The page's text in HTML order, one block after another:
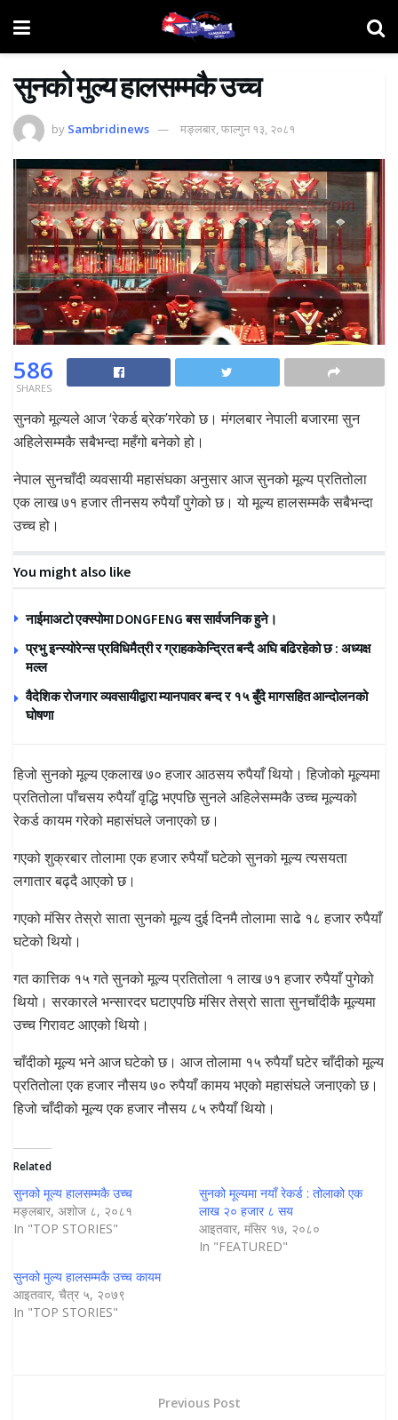
सुनकाे मुल्य हालसम्मकै उच्च
by Sambridinews मङ्लबार, फाल्गुन १३, २०८१
586
SHARES
सुनको मूल्यले आज ‘रेकर्ड ब्रेक’गरेको छ। मंगलबार नेपाली बजारमा सुन
अहिलेसम्मकै सबैभन्दा महँगो बनेको हो।
नेपाल सुनचाँदी व्यवसायी महासंघका अनुसार आज सुनको मूल्य प्रतितोला
एक लाख ७१ हजार तीनसय रुपैयाँ पुगेको छ। यो मूल्य हालसम्मकै सबैभन्दा
उच्च हो।
You might also like
नाईमाअटो एक्स्पोमा DONGFENG बस सार्वजनिक हुने।
प्रभु इन्स्योरेन्स प्रविधिमैत्री र ग्राहककेन्द्रित बन्दै अघि बढिरहेको छ : अध्यक्ष
मल्ल
वैदेशिक रोजगार व्यवसायीद्वारा म्यानपावर बन्द र १५ बुँदे मागसहित आन्दोलनको
घोषणा
हिजो सुनको मूल्य एकलाख ७० हजार आठसय रुपैयाँ थियो। हिजोको मूल्यमा
प्रतितोला पाँचसय रुपैयाँ वृद्धि भएपछि सुनले अहिलेसम्मकै उच्च मूल्यको
रेकर्ड कायम गरेको महासंघले जनाएको छ।
गएको शुक्रबार तोलामा एक हजार रुपैयाँ घटेको सुनको मूल्य त्यसयता
लगातार बढ्दै आएको छ।
गएको मंसिर तेस्रो साता सुनको मूल्य दुई दिनमै तोलामा साढे १८ हजार रुपैयाँ
घटेको थियो।
गत कात्तिक १५ गते सुनको मूल्य प्रतितोला १ लाख ७१ हजार रुपैयाँ पुगेको
थियो। सरकारले भन्सारदर घटाएपछि मंसिर तेस्रो साता सुनचाँदीकै मूल्यमा
उच्च गिरावट आएको थियो।
चाँदीको मूल्य भने आज घटेको छ। आज तोलामा १५ रुपैयाँ घटेर चाँदीको मूल्य
प्रतितोला एक हजार नौसय ७० रुपैयाँ कामय भएको महासंघले जनाएको छ।
हिजो चाँदीको मूल्य एक हजार नौसय ८५ रुपैयाँ थियो।
Related
सुनको मूल्य हालसम्मकै उच्च
मङ्लबार, अशोज ८, २०८१
In "TOP STORIES"
सुनको मूल्यमा नयाँ रेकर्ड : तोलाको एक
लाख २० हजार ८ सय
आइतवार, मंसिर १७, २०८०
In "FEATURED"
सुनको मुल्य हालसम्मकै उच्च कायम
आइतवार, चैत्र ५, २०७९
In "TOP STORIES"
Previous Post